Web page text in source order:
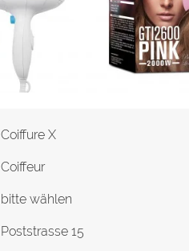
Coiffure X
Coiffeur
bitte wählen
Poststrasse 15